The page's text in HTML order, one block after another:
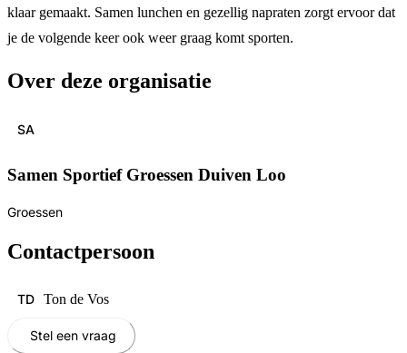
klaar gemaakt. Samen lunchen en gezellig napraten zorgt ervoor dat
je de volgende keer ook weer graag komt sporten.
Over deze organisatie
SA
Samen Sportief Groessen Duiven Loo
Groessen
Contactpersoon
TD Ton de Vos
Stel een vraag